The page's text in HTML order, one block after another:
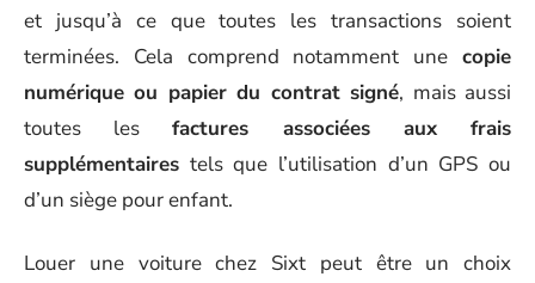
et jusqu’à ce que toutes les transactions soient
terminées. Cela comprend notamment une copie
numérique ou papier du contrat signé, mais aussi
toutes lesfactures associées aux frais
supplémentaires tels que l’utilisation d’un GPS ou
d’un siège pour enfant.
Louer une voiture chez Sixt peut être un choix